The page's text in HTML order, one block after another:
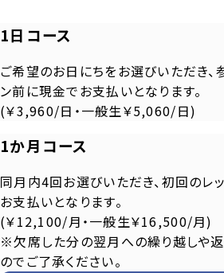
1日コース
ご希望のお日にちをお選びいただき、
ン前に現金でお支払いとなります。
(￥3,960/日・一般生￥5,060/日)
1か月コース
同月内4回お選びいただき、初回のレ
お支払いとなります。
(￥12,100/月・一般生￥16,500/月)
※欠席した分の翌月への繰り越しや
のでご了承ください。